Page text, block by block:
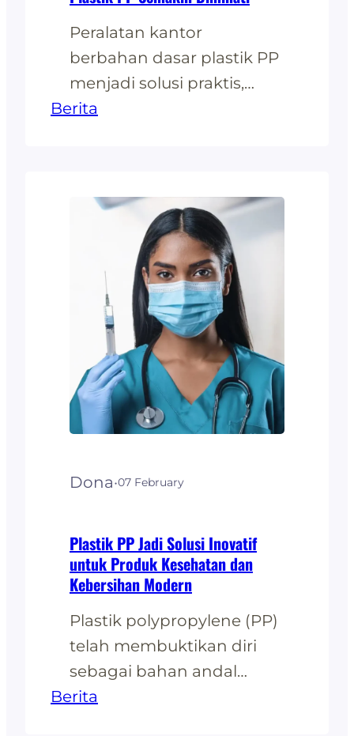
Peralatan kantor
berbahan dasar plastik PP
menjadi solusi praktis,
ekonomis, dan ramah
kesadaran akan
pentingnya
keberlanjutan,produk-
produk berbahan plastik
PP diperkirakan akan terus
menjadi pilihan utama di
masa depan. Dalam era di
mana keberlanjutan
menjadi perhatian utama,
peralatan kantor
plastikpolypropylene (PP)
berbagai perusahaan dan
organisasi.…
Berita
Dona·07 February
Plastik PP Jadi Solusi Inovatif
untuk Produk Kesehatan dan
Kebersihan Modern
Plastik polypropylene (PP)
telah membuktikan diri
sebagai bahan andal
untuk produk kesehatan
Berita